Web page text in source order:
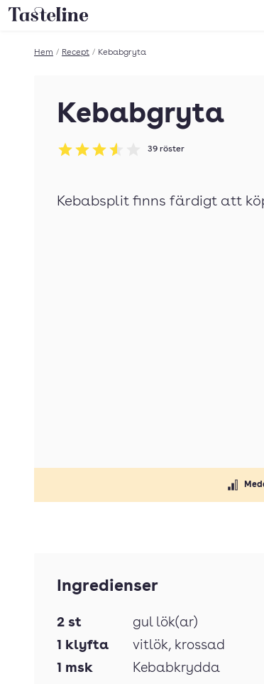
Till Tastelines startsida
Hem / Recept / Kebabgryta
Kebabgryta
Betyg: 3.54 av 5
39 röster
Kebabsplit finns färdigt att
Ingredienser
2 st
gul lök(ar)
1 klyfta vitlök, krossad
1 msk
Kebabkrydda